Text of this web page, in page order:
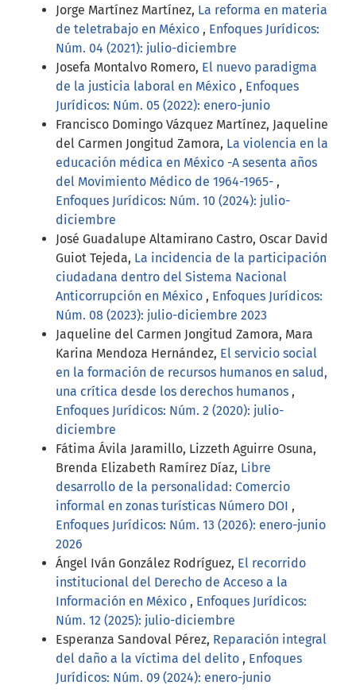
Jorge Martínez Martínez, La reforma en materia
de teletrabajo en México , Enfoques Jurídicos:
Núm. 04 (2021): julio-diciembre
Josefa Montalvo Romero, El nuevo paradigma
de la justicia laboral en México , Enfoques
Jurídicos: Núm. 05 (2022): enero-junio
Francisco Domingo Vázquez Martínez, Jaqueline
del Carmen Jongitud Zamora, La violencia en la
educación médica en México -A sesenta años
del Movimiento Médico de 1964-1965- ,
Enfoques Jurídicos: Núm. 10 (2024): julio-
diciembre
José Guadalupe Altamirano Castro, Oscar David
Guiot Tejeda, La incidencia de la participación
ciudadana dentro del Sistema Nacional
Anticorrupción en México , Enfoques Jurídicos:
Núm. 08 (2023): julio-diciembre 2023
Jaqueline del Carmen Jongitud Zamora, Mara
Karina Mendoza Hernández, El servicio social
en la formación de recursos humanos en salud,
una crítica desde los derechos humanos ,
Enfoques Jurídicos: Núm. 2 (2020): julio-
diciembre
Fátima Ávila Jaramillo, Lizzeth Aguirre Osuna,
Brenda Elizabeth Ramírez Díaz, Libre
desarrollo de la personalidad: Comercio
informal en zonas turísticas Número DOI ,
Enfoques Jurídicos: Núm. 13 (2026): enero-junio
2026
Ángel Iván González Rodríguez, El recorrido
institucional del Derecho de Acceso a la
Información en México , Enfoques Jurídicos:
Núm. 12 (2025): julio-diciembre
Esperanza Sandoval Pérez, Reparación integral
del daño a la víctima del delito , Enfoques
Jurídicos: Núm. 09 (2024): enero-junio